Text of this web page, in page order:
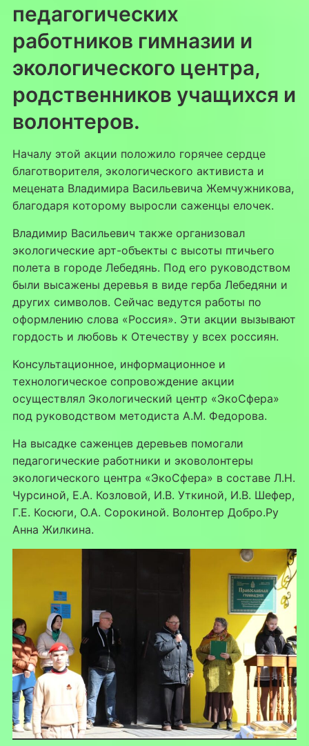
педагогических
работников гимназии и
экологического центра,
родственников учащихся и
волонтеров.
Началу этой акции положило горячее сердце
благотворителя, экологического активиста и
мецената Владимира Васильевича Жемчужникова,
благодаря которому выросли саженцы елочек.
Владимир Васильевич также организовал
экологические арт-объекты с высоты птичьего
полета в городе Лебедянь. Под его руководством
были высажены деревья в виде герба Лебедяни и
других символов. Сейчас ведутся работы по
оформлению слова «Россия». Эти акции вызывают
гордость и любовь к Отечеству у всех россиян.
Консультационное, информационное и
технологическое сопровождение акции
осуществлял Экологический центр «ЭкоСфера»
под руководством методиста А.М. Федорова.
На высадке саженцев деревьев помогали
педагогические работники и эковолонтеры
экологического центра «ЭкоСфера» в составе Л.Н.
Чурсиной, Е.А. Козловой, И.В. Уткиной, И.В. Шефер,
Г.Е. Косюги, О.А. Сорокиной. Волонтер Добро.Ру
Анна Жилкина.